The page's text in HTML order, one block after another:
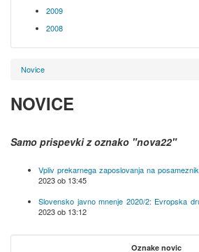
2009
2008
Novice
NOVICE
Samo prispevki z oznako "nova22"
Vpliv prekarnega zaposlovanja na
2023 ob 13:45
Slovensko javno mnenje 2020/2: Evropska
2023 ob 13:12
Oznake novic